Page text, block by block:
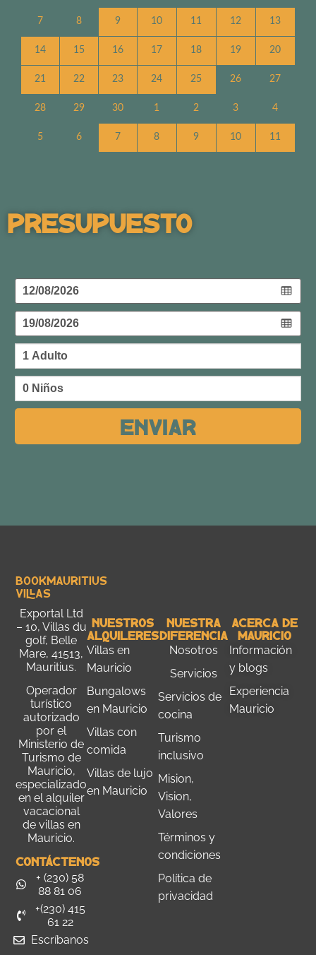
7 8 9 10 11 12 13
14 15 16 17 18 19 20
21 22 23 24 25 26 27
28 29 30 1 2 3 4
5 6 7 8 9 10 11
Presupuesto
Enviar
Bookmauritius
Villas
Exportal Ltd
– 10, Villas du
golf, Belle
Mare, 41513,
Mauritius.
Operador
turístico
autorizado
por el
Ministerio de
Turismo de
Mauricio,
especializado
en el alquiler
vacacional
de villas en
Mauricio.
Contáctenos
+ (230) 58
88 81 06
+(230) 415
61 22
Escríbanos
Nuestros
Alquileres
Villas en
Mauricio
Bungalows
en Mauricio
Villas con
comida
Villas de lujo
en Mauricio
Nuestra
Diferencia
Nosotros
Servicios
Servicios de
cocina
Turismo
inclusivo
Mision,
Vision,
Valores
Términos y
condiciones
Política de
privacidad
Acerca De
Mauricio
Información
y blogs
Experiencia
Mauricio